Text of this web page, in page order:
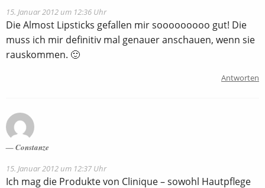
15. Januar 2012 um 12:36 Uhr
Die Almost Lipsticks gefallen mir sooooooooo gut! Die
muss ich mir definitiv mal genauer anschauen, wenn sie
rauskommen. 🙂
Antworten
Constanze
15. Januar 2012 um 12:37 Uhr
Ich mag die Produkte von Clinique – sowohl Hautpflege